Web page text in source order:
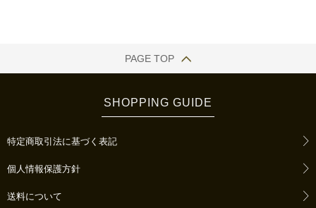
PAGE TOP
SHOPPING GUIDE
特定商取引法に基づく表記
個人情報保護方針
送料について